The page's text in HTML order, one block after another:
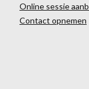
Online sessie
Contact opnemen